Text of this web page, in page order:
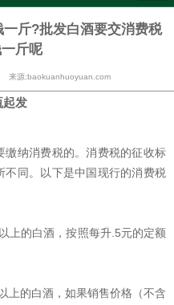
斤?批发白酒要交消费税
斤呢
源:baokuanhuoyuan.com
起发
缴纳消费税的。消费税的征收标
同。以下是中国现行的消费税
上的白酒，按照每升.5元的定额
上的白酒，如果销售价格（不含